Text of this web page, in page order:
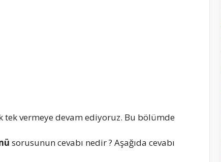
tek vermeye devam ediyoruz. Bu bölümde
sorusunun cevabı nedir ? Aşağıda cevabı